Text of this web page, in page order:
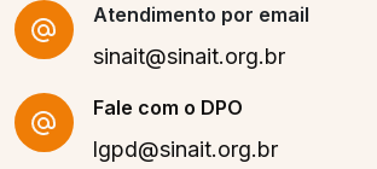
Atendimento por email
sinait@sinait.org.br
Fale com o DPO
lgpd@sinait.org.br